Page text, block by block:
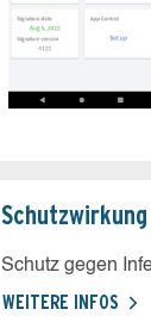
Schutz­wirkung
Schutz gegen
WEITERE INFOS